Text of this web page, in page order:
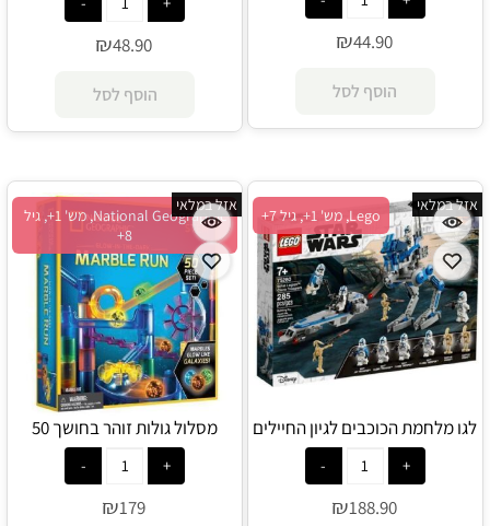
₪44.90
הוסף לסל
₪48.90
הוסף לסל
Lego, מש' 1+, גיל 7+
אזל במלאי
לגו מלחמת הכוכבים לגיון החיילים
משובטים 75280 - Lego
₪188.90
National Geographic, מש' 1+, גיל
8+
אזל במלאי
מסלול גולות זוהר בחושך 50
חלקים - National Geographic
₪179